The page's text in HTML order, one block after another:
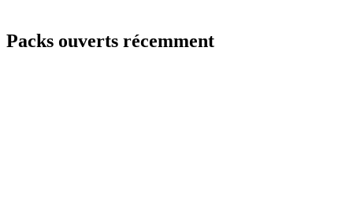
Packs ouverts récemment